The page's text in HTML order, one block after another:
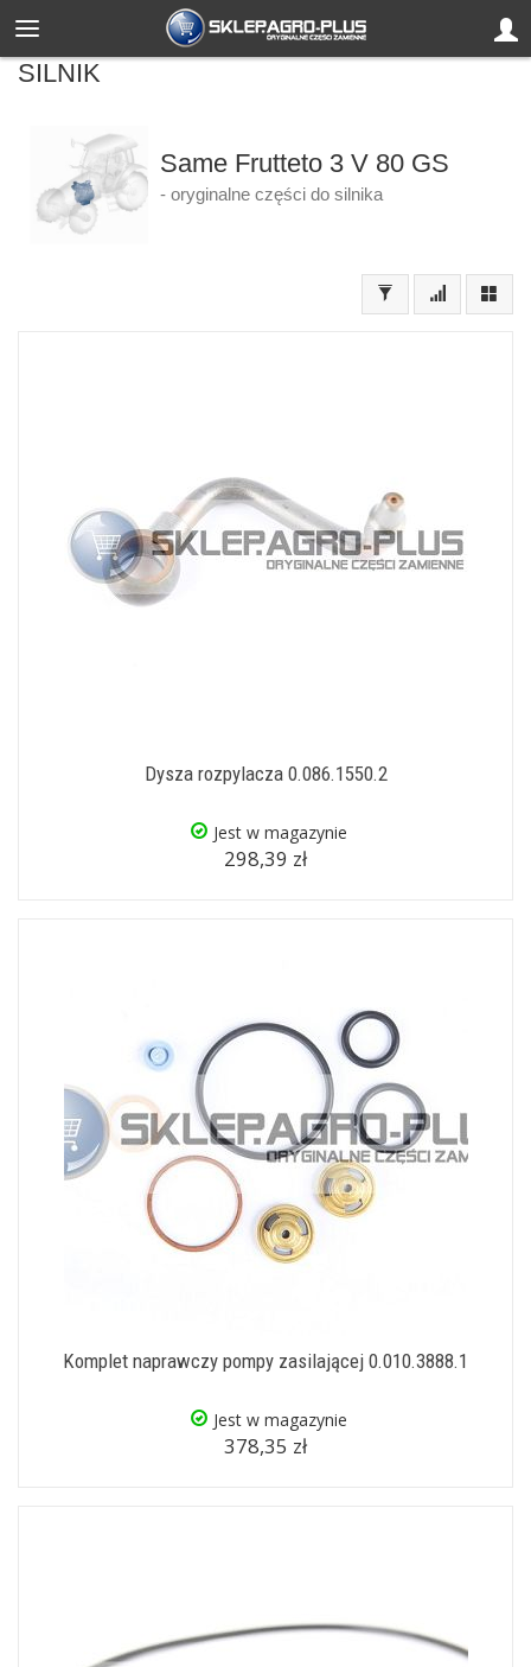
SILNIK
Same Frutteto 3 V 80 GS
- oryginalne części do silnika
Dysza rozpylacza 0.086.1550.2
Jest w magazynie
298,39 zł
Komplet naprawczy pompy zasilającej 0.010.3888.1
Jest w magazynie
378,35 zł